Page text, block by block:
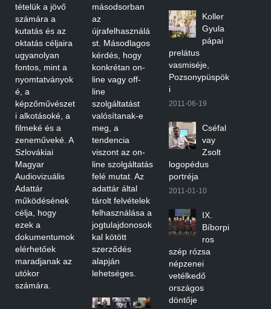
tételük a jövő
számára a
kutatás és az
oktatás céljaira
ugyanolyan
fontos, mint a
nyomtatványok
é, a
képzőművészet
i alkotásoké, a
filmeké és a
zeneműveké. A
Szlovákiai
Magyar
Audiovizuális
Adattár
működésének
célja, hogy
ezek a
dokumentumok
elérhetőek
maradjanak az
utókor
számára.
másodsorban
az
újrafelhasználá
st. Másodlagos
kérdés, hogy
konkrétan on-
line vagy off-
line
szolgáltatást
valósítanak-e
meg, a
tendencia
viszont az on-
line szolgáltatás
felé mutat. Az
adattár által
tárolt felvételek
felhasználása a
jogtulajdonosok
kal kötött
szerződés
alapján
lehetséges.
Koller
Gyula
pápai
prelátus
vasmiséje,
Pozsonypüspök
i
2011-06-19
Cséfal
vay
Zsolt
logopédus
portréja
2011-01-10
IX.
Bíborpi
ros
szép rózsa
népzenei
vetélkedő
országos
döntője